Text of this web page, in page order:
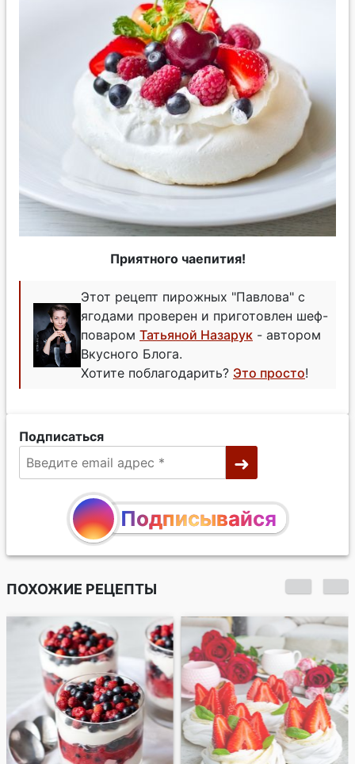
Приятного чаепития!
Этот рецепт пирожных "Павлова" с
ягодами проверен и приготовлен шеф-
поваром Татьяной Назарук - автором
Вкусного Блога.
Хотите поблагодарить? Это просто!
Подписаться
Подписывайся
ПОХОЖИЕ РЕЦЕПТЫ